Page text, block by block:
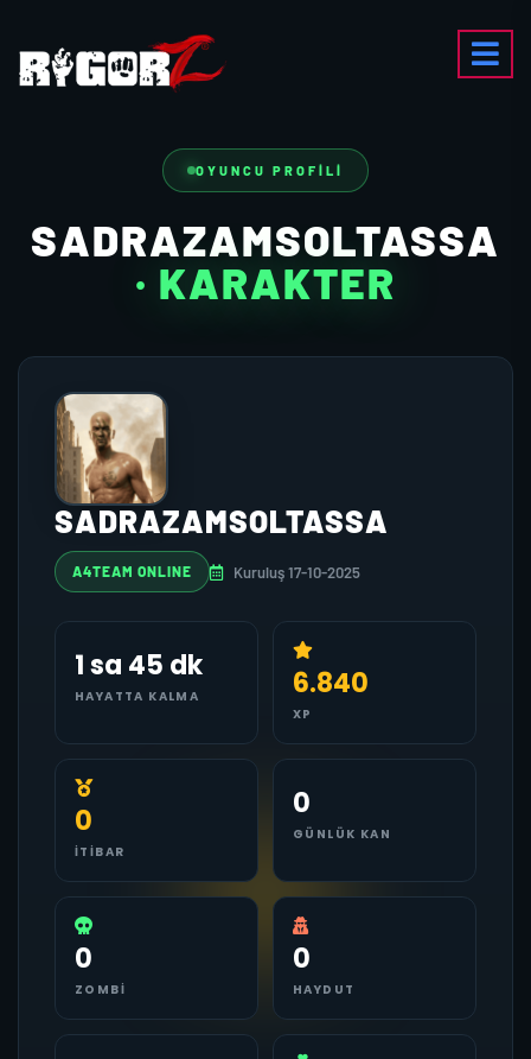
OYUNCU PROFILI
SADRAZAMSOLTASSA
· KARAKTER
SADRAZAMSOLTASSA
A4TEAM ONLINE Kuruluş 17-10-2025
1 sa 45 dk
HAYATTA KALMA 6.840
XP
0
İTIBAR
0
GÜNLÜK KAN
0
ZOMBI
0
HAYDUT